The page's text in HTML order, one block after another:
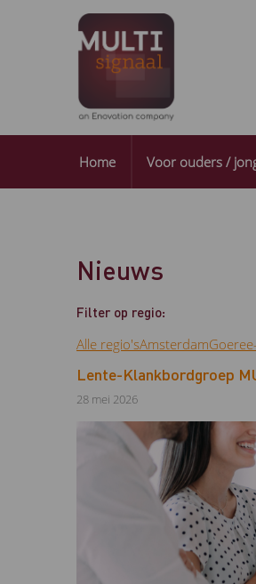
Home Voor ouders /
Nieuws
Filter op regio:
Alle regio'sAmsterdam
Lente-Klankbordgroep
28 mei 2026